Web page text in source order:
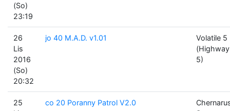
(So)
23:19
26
Lis
2016
(So)
20:32
jo 40 M.A.D. v1.01
Volatile 5
(Highway
5)
25
co 20 Poranny Patrol V2.0